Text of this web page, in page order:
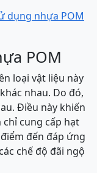
dụng nhựa POM
POM
loại vật liệu này
nhau. Do đó,
Điều này khiến
cung cấp hạt
đến đáp ứng
chế độ đãi ngộ